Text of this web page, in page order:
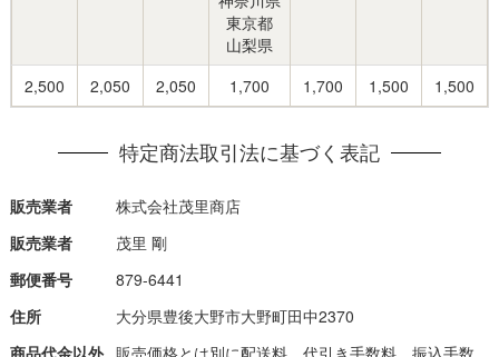
東京都
山梨県
2,500 2,050 2,050 1,700 1,700 1,500 1,500
特定商法取引法に基づく表記
販売業者
株式会社茂里商店
販売業者
茂里 剛
郵便番号
879-6441
住所
大分県豊後大野市大野町田中2370
商品代金以外 販売価格とは別に配送料、代引き手数料、振込手数